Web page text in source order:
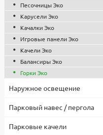
Песочницы Эко
Карусели Эко
Качалки Эко
Игровые панели Эко
Качели Эко
Балансиры Эко
Горки Эко
Наружное освещение
Парковый навес / пергола
Парковые качели